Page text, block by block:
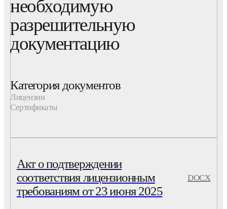
необходимую
разрешительную
документацию
Категория документов
Лицензии
Сертификаты
Акт о подтверждении
соответствия лицензионным
требованиям от 23 июня 2025
DOCX